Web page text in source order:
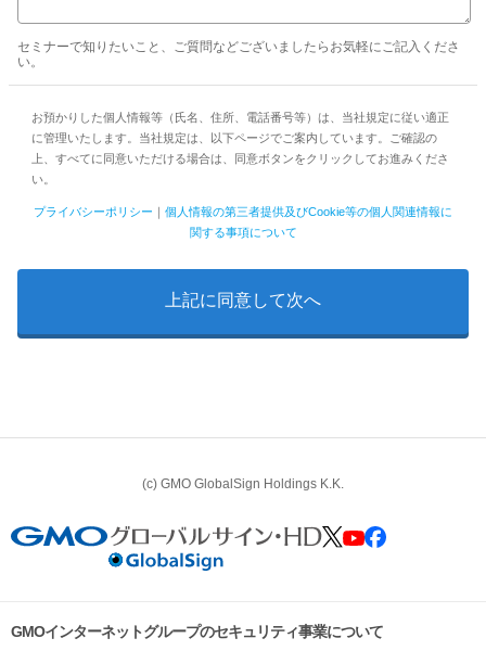
セミナーで知りたいこと、ご質問などございましたらお気軽にご記入くださ
い。
お預かりした個人情報等（氏名、住所、電話番号等）は、当社規定に従い適正
に管理いたします。当社規定は、以下ページでご案内しています。ご確認の
上、すべてに同意いただける場合は、同意ボタンをクリックしてお進みくださ
い。
プライバシーポリシー ｜ 個人情報の第三者提供及びCookie等の個人関連情報に
関する事項について
(c) GMO GlobalSign Holdings K.K.
GMOインターネットグループのセキュリティ事業について